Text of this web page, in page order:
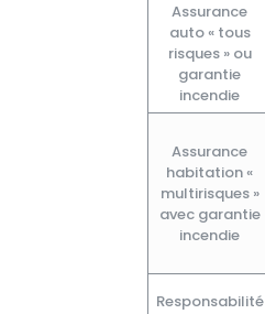
Assurance
auto « tous
risques » ou
garantie
incendie
Assurance
habitation «
multirisques »
avec garantie
incendie
Responsabilité